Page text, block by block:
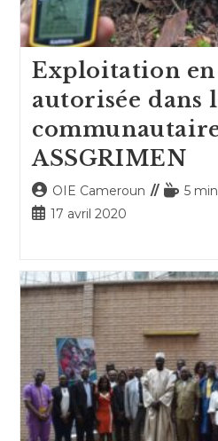
Exploitation
autorisée dans
ASSGRIMEN
Auteur/autrice
de
OIE Cameroun
Temps
5
Publication
17 avril 2020